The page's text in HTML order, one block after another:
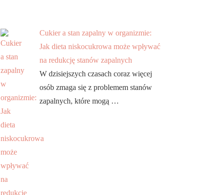
Cukier a stan zapalny w organizmie:
Jak dieta niskocukrowa może wpływać
na redukcję stanów zapalnych
W dzisiejszych czasach coraz więcej
osób zmaga się z problemem stanów
zapalnych, które mogą …